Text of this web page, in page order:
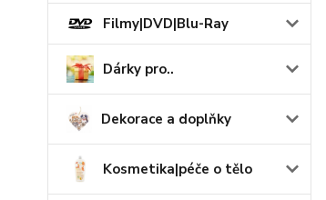
Filmy|DVD|Blu-Ray
Dárky pro..
Dekorace a doplňky
Kosmetika|péče o tělo